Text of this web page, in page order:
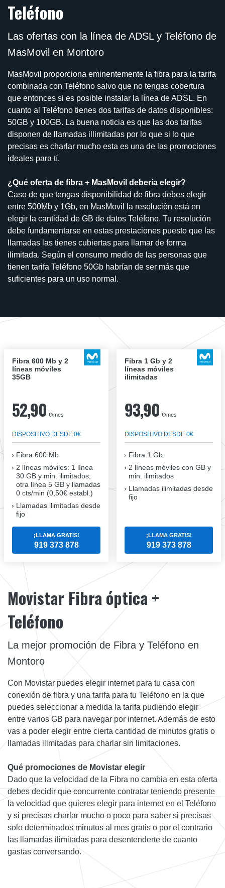
Teléfono
Las ofertas con la línea de ADSL y Teléfono de
MasMovil en Montoro
MasMovil proporciona eminentemente la fibra para la tarifa
combinada con Teléfono salvo que no tengas cobertura
que entonces si es posible instalar la línea de ADSL. En
cuanto al Teléfono tienes dos tarifas de datos disponibles:
50GB y 100GB. La buena noticia es que las dos tarifas
disponen de llamadas illimitadas por lo que si lo que
precisas es charlar mucho esta es una de las promociones
ideales para tí.
¿Qué oferta de fibra + MasMovil debería elegir?
Caso de que tengas disponibilidad de fibra debes elegir
entre 500Mb y 1Gb, en MasMovil la resolución está en
elegir la cantidad de GB de datos Teléfono. Tu resolución
debe fundamentarse en estas prestaciones puesto que las
llamadas las tienes cubiertas para llamar de forma
ilimitada. Según el consumo medio de las personas que
tienen tarifa Teléfono 50Gb habrían de ser más que
suficientes para un uso normal.
Fibra 600 Mb y 2
líneas móviles
35GB
52,90 €/mes
DISPOSITIVO DESDE 0€
Fibra 600 Mb
2 líneas móviles: 1 línea
30 GB y min. ilimitados;
otra línea 5 GB y llamadas
0 cts/min (0,50€ establ.)
Llamadas ilimitadas desde
fijo
¡LLAMA GRATIS!
919 373 878
Fibra 1 Gb y 2
líneas móviles
ilimitadas
93,90 €/mes
DISPOSITIVO DESDE 0€
Fibra 1 Gb
2 líneas móviles con GB y
min. ilimitados
Llamadas ilimitadas desde
fijo
¡LLAMA GRATIS!
919 373 878
Movistar Fibra óptica +
Teléfono
La mejor promoción de Fibra y Teléfono en
Montoro
Con Movistar puedes elegir internet para tu casa con
conexión de fibra y una tarifa para tu Teléfono en la que
puedes seleccionar a medida la tarifa pudiendo elegir
entre varios GB para navegar por internet. Además de esto
vas a poder elegir entre cierta cantidad de minutos gratis o
llamadas ilimitadas para charlar sin limitaciones.
Qué promociones de Movistar elegir
Dado que la velocidad de la Fibra no cambia en esta oferta
debes decidir que concurrente contratar teniendo presente
la velocidad que quieres elegir para internet en el Teléfono
y si precisas charlar mucho o poco para saber si precisas
solo determinados minutos al mes gratis o por el contrario
las llamadas ilimitadas para desentenderte de cuanto
gastas conversando.